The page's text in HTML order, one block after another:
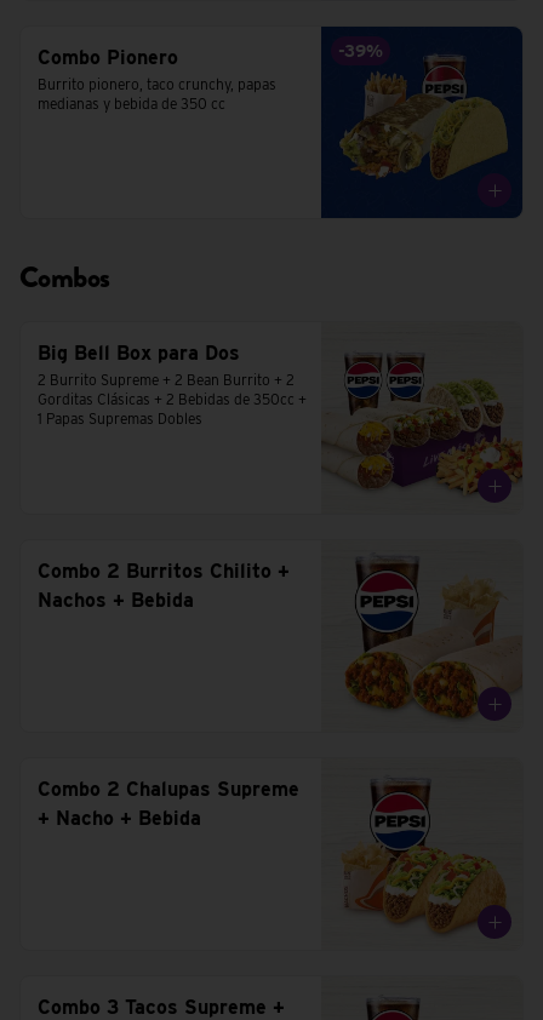
-39%
Combo Pionero
Burrito pionero, taco crunchy, papas
medianas y bebida de 350 cc
Combos
Big Bell Box para Dos
2 Burrito Supreme + 2 Bean Burrito + 2
Gorditas Clásicas + 2 Bebidas de 350cc +
1 Papas Supremas Dobles
Combo 2 Burritos Chilito +
Nachos + Bebida
Combo 2 Chalupas Supreme
+ Nacho + Bebida
Combo 3 Tacos Supreme +